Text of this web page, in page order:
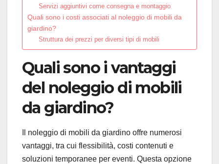
Servizi aggiuntivi come consegna e montaggio
Quali sono i costi associati al noleggio di mobili da
giardino?
Struttura dei prezzi per diversi tipi di mobili
Quali sono i vantaggi
del noleggio di mobili
da giardino?
Il noleggio di mobili da giardino offre numerosi
vantaggi, tra cui flessibilità, costi contenuti e
soluzioni temporanee per eventi. Questa opzione